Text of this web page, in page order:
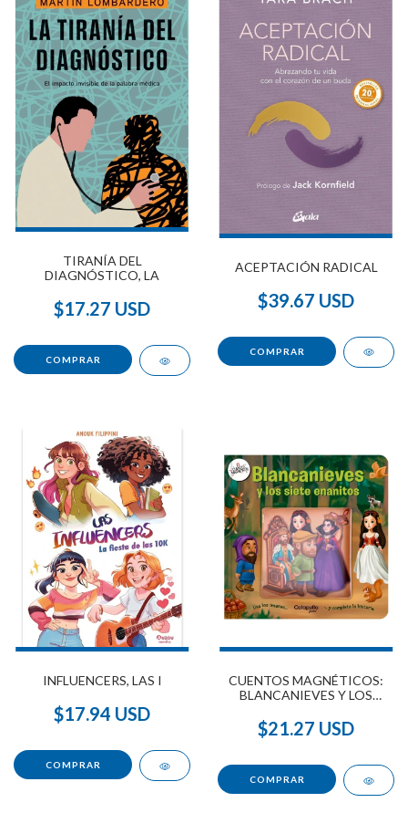
TIRANÍA DEL
DIAGNÓSTICO, LA
$17.27 USD
ACEPTACIÓN RADICAL
$39.67 USD
INFLUENCERS, LAS I
$17.94 USD
CUENTOS MAGNÉTICOS:
BLANCANIEVES Y LOS
$21.27 USD